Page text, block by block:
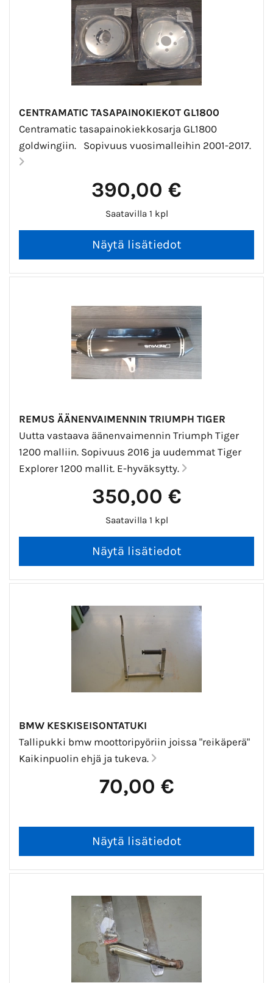
CENTRAMATIC TASAPAINOKIEKOT GL1800
Centramatic tasapainokiekkosarja GL1800
goldwingiin. Sopivuus vuosimalleihin 2001-2017.
390,00 €
Saatavilla 1 kpl
REMUS ÄÄNENVAIMENNIN TRIUMPH TIGER
Uutta vastaava äänenvaimennin Triumph Tiger
1200 malliin. Sopivuus 2016 ja uudemmat Tiger
Explorer 1200 mallit. E-hyväksytty.
350,00 €
Saatavilla 1 kpl
BMW KESKISEISONTATUKI
Tallipukki bmw moottoripyöriin joissa "reikäperä"
Kaikinpuolin ehjä ja tukeva.
70,00 €